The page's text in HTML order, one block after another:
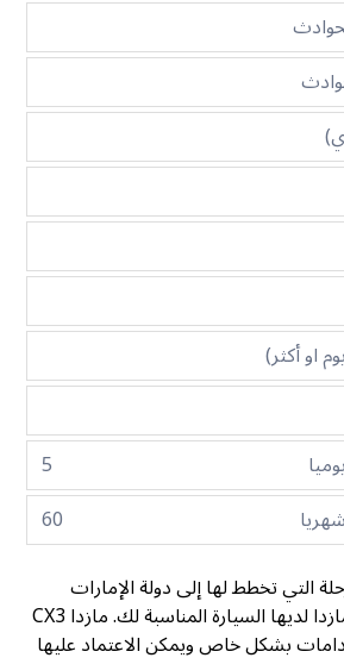
5
60
التي تخطط لها إلى دولة الإمارات
العربية المتحدة، فإن مازدا لديها السيارة المناسبة لك. مازدا CX3
بشكل خاص ويمكن الاعتماد عليها